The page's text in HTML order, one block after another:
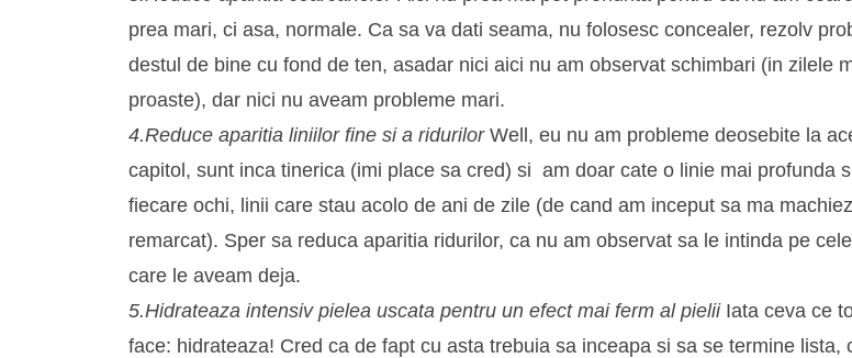
prea mari, ci asa, normale. Ca sa va dati seama, nu folosesc concealer, rezolv
destul de bine cu fond de ten, asadar nici aici nu am observat schimbari (in zilele
proaste), dar nici nu aveam probleme mari.
4.Reduce aparitia liniilor fine si a ridurilor Well, eu nu am probleme deosebite la
capitol, sunt inca tinerica (imi place sa cred) si am doar cate o linie mai profunda
fiecare ochi, linii care stau acolo de ani de zile (de cand am inceput sa ma
remarcat). Sper sa reduca aparitia ridurilor, ca nu am observat sa le intinda pe
care le aveam deja.
5.Hidrateaza intensiv pielea uscata pentru un efect mai ferm al pielii Iata ceva ce
face: hidrateaza! Cred ca de fapt cu asta trebuia sa inceapa si sa se termine lista,